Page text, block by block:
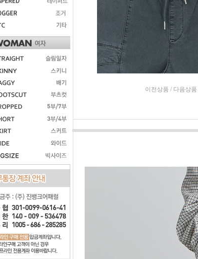
이전상품 / 다음상품